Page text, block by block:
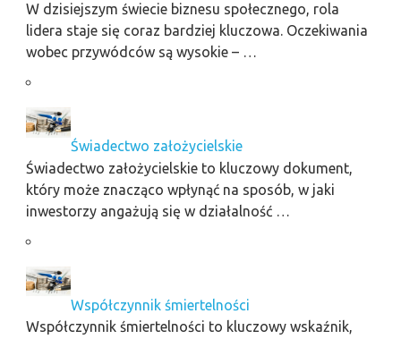
W dzisiejszym świecie biznesu społecznego, rola
lidera staje się coraz bardziej kluczowa. Oczekiwania
wobec przywódców są wysokie – …
Świadectwo założycielskie
Świadectwo założycielskie to kluczowy dokument,
który może znacząco wpłynąć na sposób, w jaki
inwestorzy angażują się w działalność …
Współczynnik śmiertelności
Współczynnik śmiertelności to kluczowy wskaźnik,